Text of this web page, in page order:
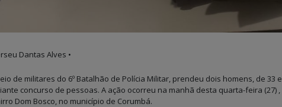
Dantas Alves •
de militares do 6º Batalhão de Polícia Militar, prendeu dois homens, de 33 e
concurso de pessoas. A ação ocorreu na manhã desta quarta-feira (27) ,
Dom Bosco, no município de Corumbá.